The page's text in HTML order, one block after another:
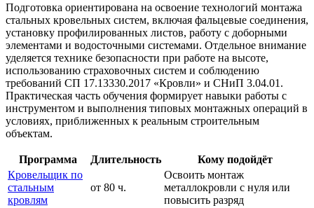
Подготовка ориентирована на освоение технологий монтажа
стальных кровельных систем, включая фальцевые соединения,
установку профилированных листов, работу с доборными
элементами и водосточными системами. Отдельное внимание
уделяется технике безопасности при работе на высоте,
использованию страховочных систем и соблюдению
требований СП 17.13330.2017 «Кровли» и СНиП 3.04.01.
Практическая часть обучения формирует навыки работы с
инструментом и выполнения типовых монтажных операций в
условиях, приближенных к реальным строительным
объектам.
Программа Длительность
Кому подойдёт
Кровельщик по
стальным
кровлям
от 80 ч.
Освоить монтаж
металлокровли с нуля или
повысить разряд